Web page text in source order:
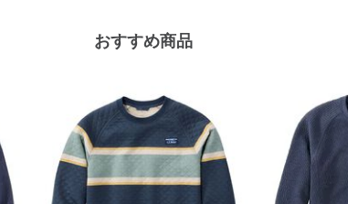
おすすめ商品